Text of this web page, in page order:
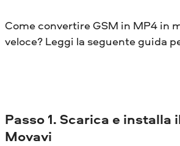
Come convertire GSM in MP4 in
veloce? Leggi la seguente guida
Passo 1. Scarica e
Movavi